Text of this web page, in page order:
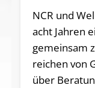
NCR und
acht Jahren
gemeinsam
reichen von
über